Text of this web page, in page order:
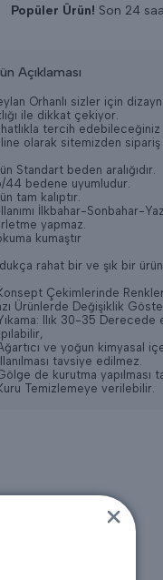
Popüler Ürün! Son 24
Açıklaması
Orhanlı sizler için
ile dikkat çekiyor.
tercih
olarak sitemizden
Standart beden aralığıdır.
44 bedene uyumludur.
tam kalıptır.
İlkbahar-Sonbahar-
yapmaz.
kumaştır
rahat bir ve şık bir
Çekimlerinde Renkler
Ürünlerde Değişiklik
Ilık 30-35 Derecede
ve yoğun kimyasal
tavsiye edilmez.
de kurutma yapılması
Temizlemeye verilebilir.